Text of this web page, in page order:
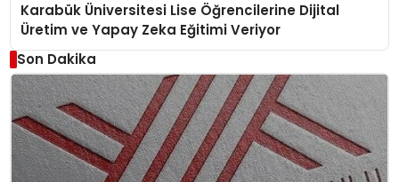
Karabük Üniversitesi Lise Öğrencilerine Dijital
Üretim ve Yapay Zeka Eğitimi Veriyor
Son Dakika